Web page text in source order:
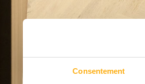
Consentement